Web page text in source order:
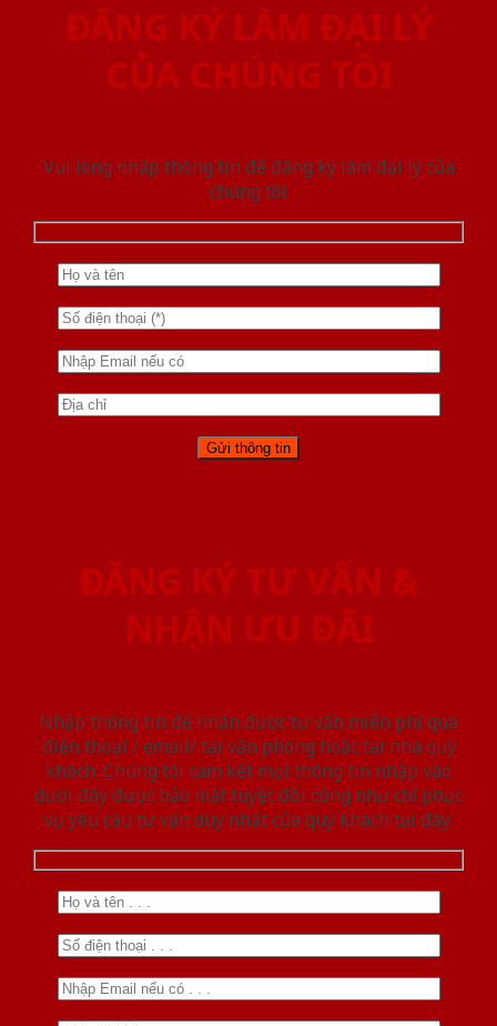
ĐĂNG KÝ LÀM ĐẠI LÝ
CỦA CHÚNG TÔI
Vui lòng nhập thông tin để đăng ký làm đại lý của
chúng tôi
ĐĂNG KÝ TƯ VẤN &
NHẬN ƯU ĐÃI
Nhập thông tin để nhận được tư vấn miễn phí qua
điện thoại / email/ tại văn phòng hoặc tại nhà quý
khách. Chúng tôi cam kết mọi thông tin nhập vào
dưới đây được bảo mật tuyệt đối cũng như chỉ phục
vụ yêu cầu tư vấn duy nhất của quý khách tại đây.